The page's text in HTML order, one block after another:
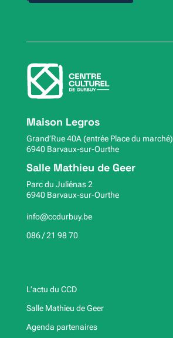
Maison Legros
Grand’Rue 40A (entrée Place du marché)
6940 Barvaux-sur-Ourthe
Salle Mathieu de Geer
Parc du Juliénas 2
6940 Barvaux-sur-Ourthe
info@ccdurbuy.be
086 / 21 98 70
L’actu du CCD
Salle Mathieu de Geer
Agenda partenaires